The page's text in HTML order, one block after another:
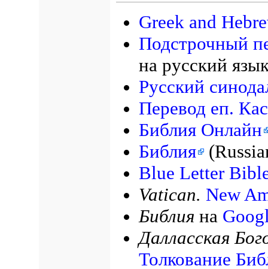
Greek and
Подстрочный
на русский
Русский
Перевод еп.
Библия Онлайн
Библия
Blue Letter
Vatican. New
Библия на
Далласская
Толкование